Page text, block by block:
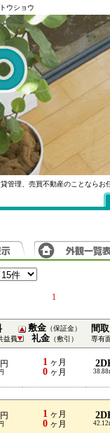
ウショウ
管理、売買不動産のことならお
1
益費
敷金（保証金）
礼金（敷引）
間
専有
1 ヶ月
0ヶ月
1 ヶ月
0ヶ月